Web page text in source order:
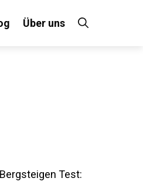
Über uns
Test: